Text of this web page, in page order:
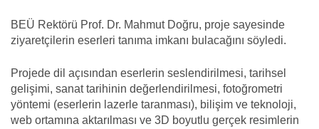
BEÜ Rektörü Prof. Dr. Mahmut Doğru, proje sayesinde
ziyaretçilerin eserleri tanıma imkanı bulacağını söyledi.
Projede dil açısından eserlerin seslendirilmesi, tarihsel
gelişimi, sanat tarihinin değerlendirilmesi, fotoğrometri
yöntemi (eserlerin lazerle taranması), bilişim ve teknoloji,
web ortamına aktarılması ve 3D boyutlu gerçek resimlerin